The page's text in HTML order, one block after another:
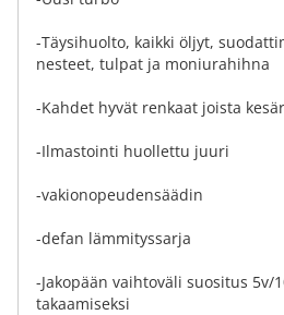
-Täysihuolto, kaikki öljyt,
nesteet, tulpat ja moniurahihna
-Kahdet hyvät renkaat joista
-Ilmastointi huollettu juuri
-vakionopeudensäädin
-defan lämmityssarja
-Jakopään vaihtoväli suositus 5v/
takaamiseksi